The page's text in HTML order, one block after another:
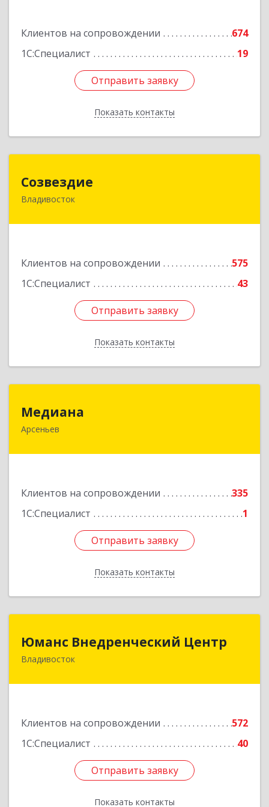
Клиентов на сопровождении
674
1С:Специалист
19
Отправить заявку
Показать контакты
Отправить заявку
Назад
Созвездие
Владивосток
Клиентов на сопровождении
575
1С:Специалист
43
Отправить заявку
Показать контакты
690069, Приморский край, Владивосток г,
Отправить заявку
Назад
Медиана
Арсеньев
Клиентов на сопровождении
335
1С:Специалист
1
Отправить заявку
Показать контакты
Отправить заявку
Назад
Юманс Внедренческий Центр
Владивосток
Клиентов на сопровождении
572
1С:Специалист
40
Отправить заявку
Показать контакты
Юманс Внедренческий Центр
690014, Приморский край, Владивосток г,
Отправить заявку
Назад